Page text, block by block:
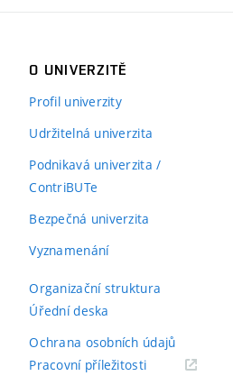
O UNIVERZITĚ
Profil univerzity
Udržitelná univerzita
Podnikavá univerzita /
ContriBUTe
Bezpečná univerzita
Vyznamenání
Organizační struktura
Úřední deska
Ochrana osobních údajů
Pracovní příležitosti(externí